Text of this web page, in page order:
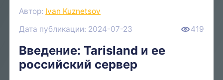
Автор: Ivan Kuznetsov
Дата публикации: 2024-07-23
419
Введение: Tarisland и ее
российский сервер